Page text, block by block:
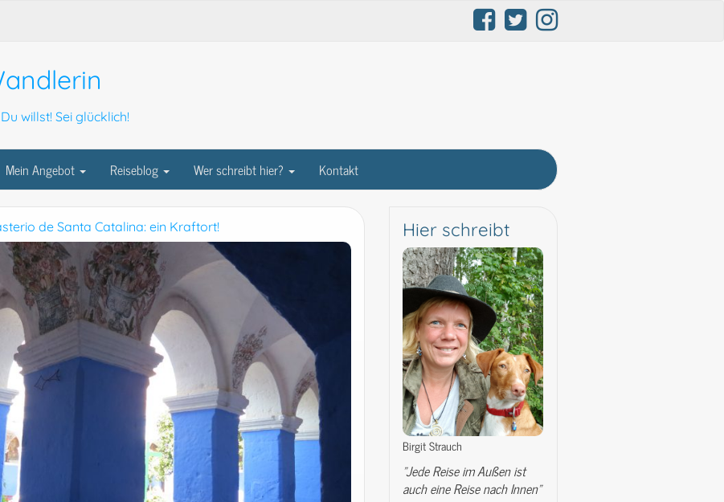
willst! Sei glücklich!
Mein Angebot Reiseblog Wer schreibt hier? Kontakt
de Santa Catalina: ein Kraftort! Hier schreibt
Birgit Strauch
"Jede Reise im Außen ist
auch eine Reise nach Innen"